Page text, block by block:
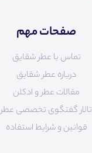
صفحات مهم
تماس با عطر شقایق
درباره عطر شقایق
مقالات عطر و ادکلن
تالار گفتگوی تخصصی عطر
قوانین و شرایط استفاده